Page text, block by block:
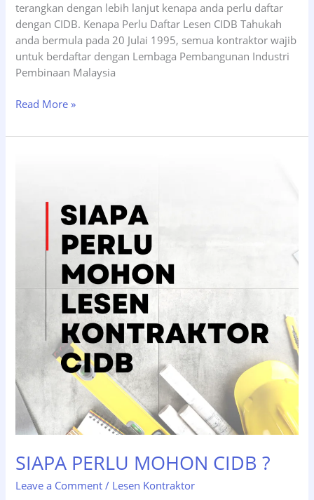
terangkan dengan lebih lanjut kenapa anda perlu daftar
dengan CIDB. Kenapa Perlu Daftar Lesen CIDB Tahukah
anda bermula pada 20 Julai 1995, semua kontraktor wajib
untuk berdaftar dengan Lembaga Pembangunan Industri
Pembinaan Malaysia
Read More »
SIAPA PERLU MOHON CIDB ?
Leave a Comment / Lesen Kontraktor